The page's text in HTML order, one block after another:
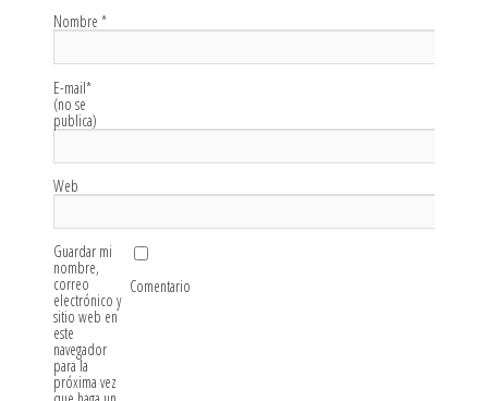
Nombre *
E-mail*
(no se
publica)
Web
Guardar mi
nombre,
correo
electrónico y
sitio web en
este
navegador
para la
próxima vez
Comentario